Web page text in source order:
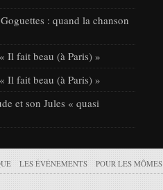
: quand la chanson
Il fait beau (à Paris) »
Il fait beau (à Paris) »
et son Jules « quasi
LES ÉVÉNEMENTS POUR LES MÔMES